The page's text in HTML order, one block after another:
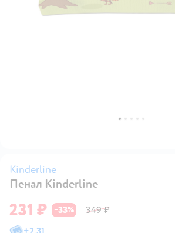
Kinderline
Пенал Kinderline
231 ₽ −33%
349 ₽